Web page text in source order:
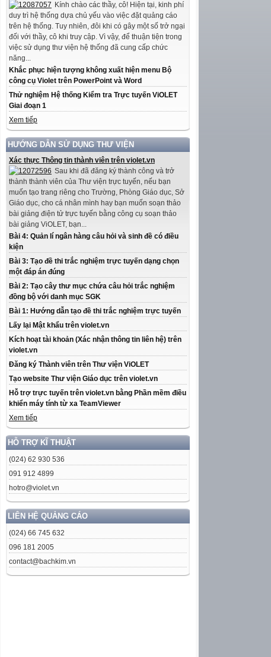
Kính chào các thầy, cô! Hiện tại, kinh phí
duy trì hệ thống dựa chủ yếu vào việc đặt quảng cáo
trên hệ thống. Tuy nhiên, đôi khi có gây một số trở ngại
đối với thầy, cô khi truy cập. Vì vậy, để thuận tiện trong
việc sử dụng thư viện hệ thống đã cung cấp chức
năng...
Khắc phục hiện tượng không xuất hiện menu Bộ
công cụ Violet trên PowerPoint và Word
Thử nghiệm Hệ thống Kiểm tra Trực tuyến ViOLET
Giai đoạn 1
Xem tiếp
HƯỚNG DẪN SỬ DỤNG THƯ VIỆN
Xác thực Thông tin thành viên trên violet.vn
Sau khi đã đăng ký thành công và trở
thành thành viên của Thư viện trực tuyến, nếu bạn
muốn tạo trang riêng cho Trường, Phòng Giáo dục, Sở
Giáo dục, cho cá nhân mình hay bạn muốn soạn thảo
bài giảng điện tử trực tuyến bằng công cụ soạn thảo
bài giảng ViOLET, bạn...
Bài 4: Quản lí ngân hàng câu hỏi và sinh đề có điều
kiện
Bài 3: Tạo đề thi trắc nghiệm trực tuyến dạng chọn
một đáp án đúng
Bài 2: Tạo cây thư mục chứa câu hỏi trắc nghiệm
đồng bộ với danh mục SGK
Bài 1: Hướng dẫn tạo đề thi trắc nghiệm trực tuyến
Lấy lại Mật khẩu trên violet.vn
Kích hoạt tài khoản (Xác nhận thông tin liên hệ) trên
violet.vn
Đăng ký Thành viên trên Thư viện ViOLET
Tạo website Thư viện Giáo dục trên violet.vn
Hỗ trợ trực tuyến trên violet.vn bằng Phần mềm điều
khiển máy tính từ xa TeamViewer
Xem tiếp
HỖ TRỢ KĨ THUẬT
(024) 62 930 536
091 912 4899
hotro@violet.vn
LIÊN HỆ QUẢNG CÁO
(024) 66 745 632
096 181 2005
contact@bachkim.vn